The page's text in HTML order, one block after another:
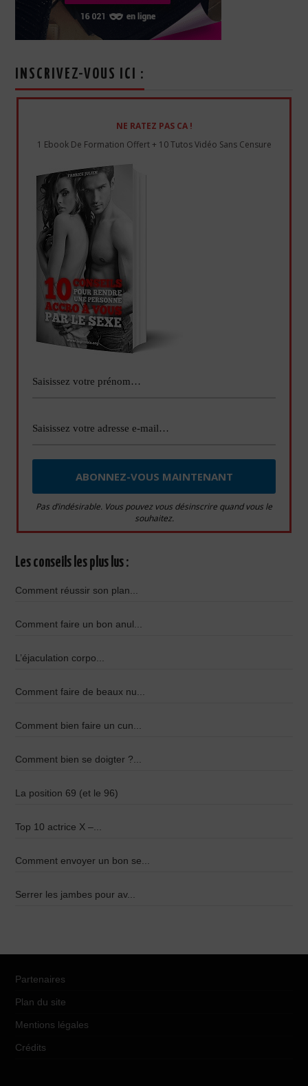
INSCRIVEZ-VOUS ICI :
NE RATEZ PAS CA !
1 Ebook De Formation Offert + 10 Tutos Vidéo Sans Censure
Pas d’indésirable. Vous pouvez vous désinscrire quand vous le
souhaitez.
Les conseils les plus lus :
Comment réussir son plan...
Comment faire un bon anul...
L’éjaculation corpo...
Comment faire de beaux nu...
Comment bien faire un cun...
Comment bien se doigter ?...
La position 69 (et le 96)
Top 10 actrice X –...
Comment envoyer un bon se...
Serrer les jambes pour av...
Partenaires
Plan du site
Mentions légales
Crédits